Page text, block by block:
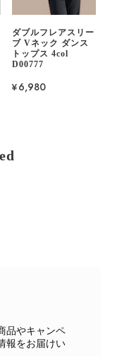
ダブルフレアスリー
ブ Vネック ダンス
トップス 4col
D00777
¥6,980
品やキャンペ
報をお届けい